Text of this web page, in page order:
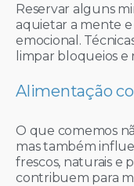
Reservar alguns
aquietar a mente
emocional.
limpar bloqueios e
Alimentação
O que comemos
mas também
frescos, naturais e
contribuem para